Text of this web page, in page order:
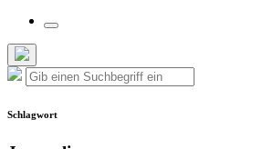
Suchfeld
Such-
Overlay
Suche
nach:
Suchen
Schlagwort